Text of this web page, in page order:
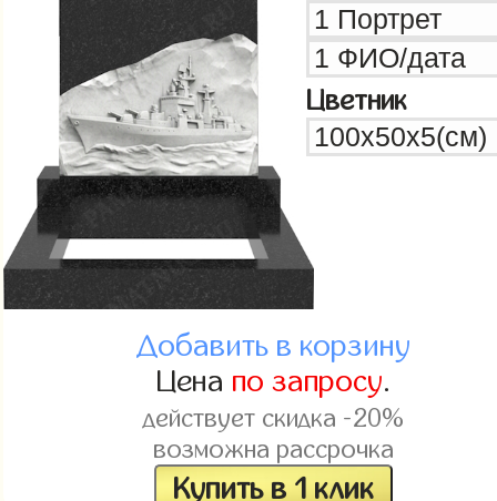
Цветник
Добавить в корзину
Цена по запросу.
действует скидка -20%
возможна рассрочка
Купить в 1 клик